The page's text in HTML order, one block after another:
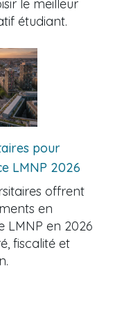
le meilleur
étudiant.
pour
LMNP 2026
offrent
en
LMNP en 2026
fiscalité et